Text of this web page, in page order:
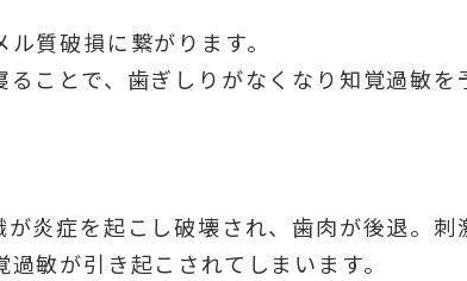
質破損に繋がります。
ことで、歯ぎしりがなくなり知覚過敏を
炎症を起こし破壊され、歯肉が後退。刺
敏が引き起こされてしまいます。